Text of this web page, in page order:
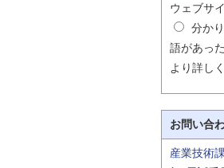
ウェブサ
分か
語があった
より詳し
お問い合
産業技術